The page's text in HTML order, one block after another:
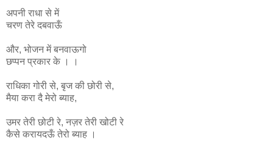
अपनी राधा से में
चरण तेरे दबवाऊँ
और, भोजन में बनवाऊगो
छप्पन प्रकार के । ।
राधिका गोरी से, बृज की छोरी से,
मैया करा दै मेरो ब्याह,
उमर तेरी छोटी रे, नज़र तेरी खोटी रे
कैसे करायदऊँ तेरो ब्याह ।